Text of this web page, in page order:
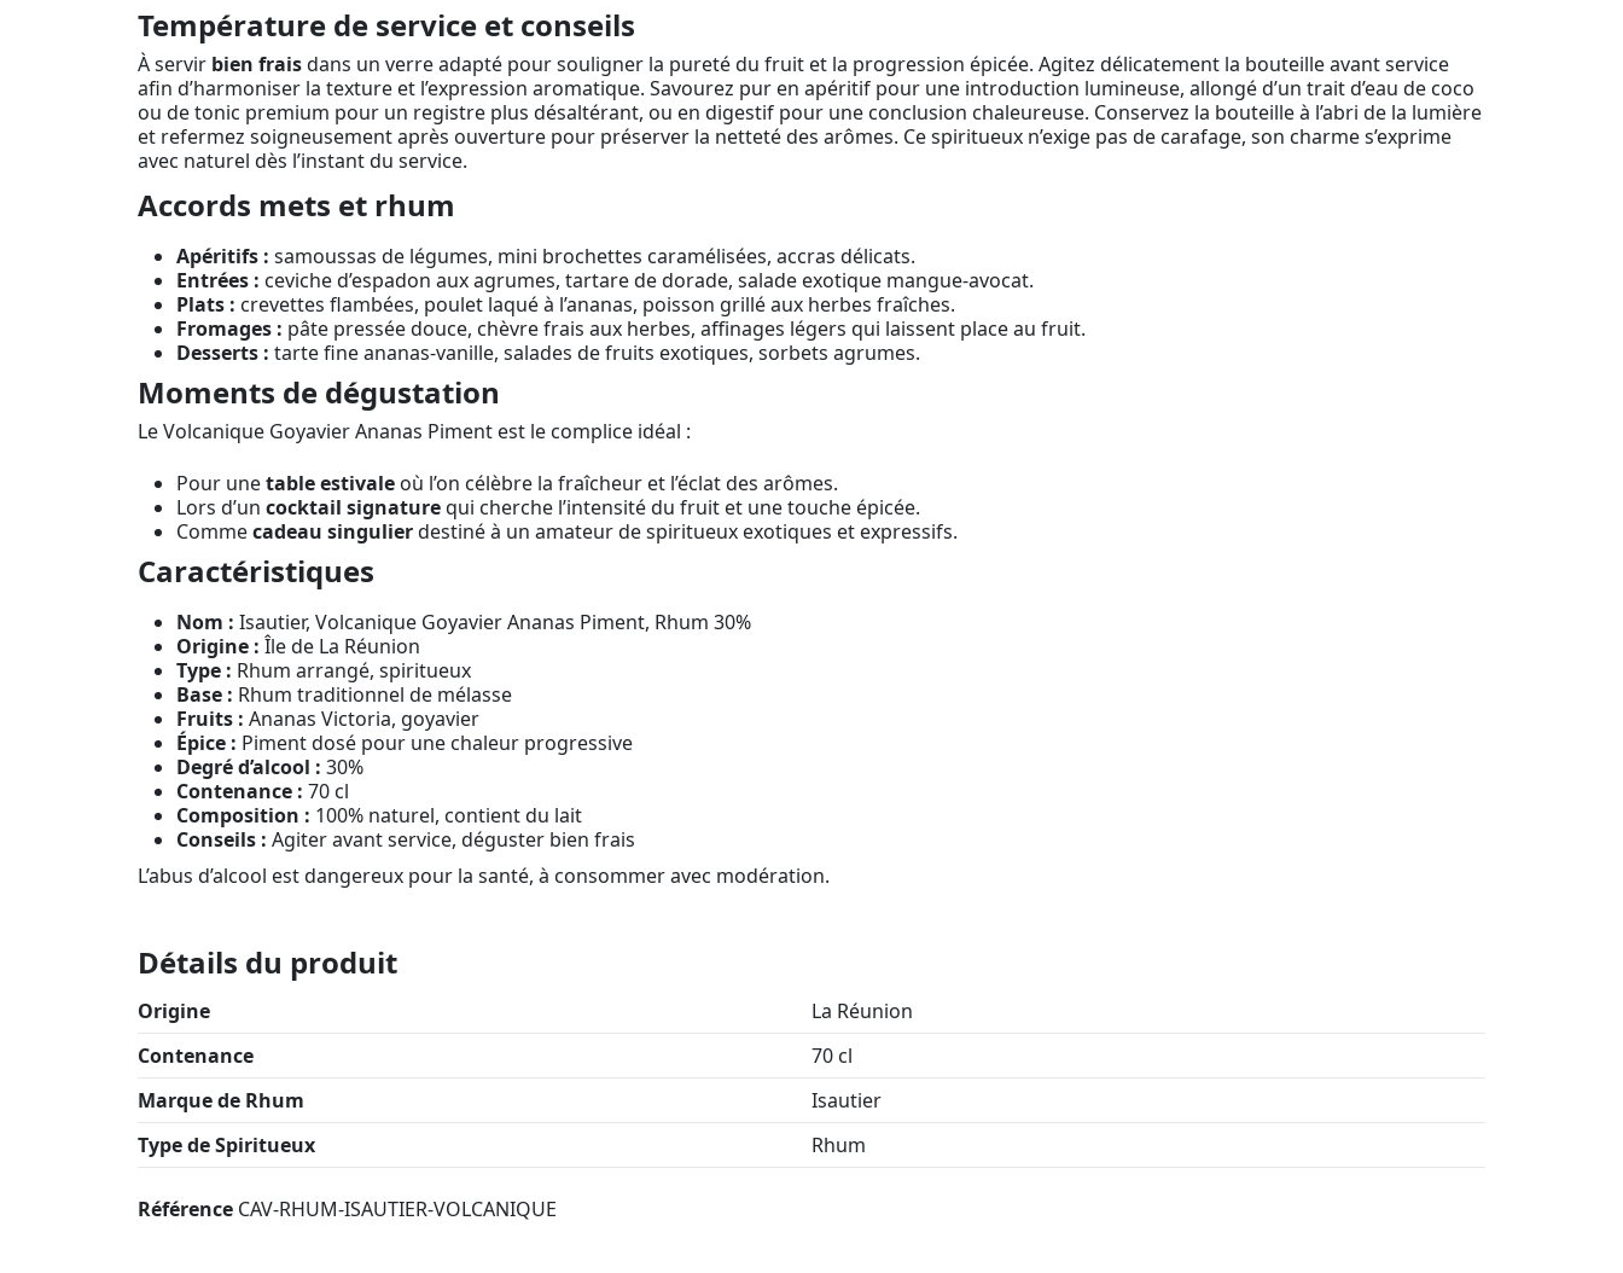
Température de service et conseils
À servir bien fraisdans un verre adapté pour souligner la pureté du fruit et la progression épicée. Agitez délicatement la bouteille avant service
afin d’harmoniser la texture et l’expression aromatique. Savourez pur en apéritif pour une introduction lumineuse, allongé d’un trait d’eau de coco
ou de tonic premium pour un registre plus désaltérant, ou en digestif pour une conclusion chaleureuse. Conservez la bouteille à l’abri de la lumière
et refermez soigneusement après ouverture pour préserver la netteté des arômes. Ce spiritueux n’exige pas de carafage, son charme s’exprime
avec naturel dès l’instant du service.
Accords mets et rhum
Apéritifs : samoussas de légumes, mini brochettes caramélisées, accras délicats.
Entrées : ceviche d’espadon aux agrumes, tartare de dorade, salade exotique mangue-avocat.
Plats : crevettes flambées, poulet laqué à l’ananas, poisson grillé aux herbes fraîches.
Fromages : pâte pressée douce, chèvre frais aux herbes, affinages légers qui laissent place au fruit.
Desserts : tarte fine ananas-vanille, salades de fruits exotiques, sorbets agrumes.
Moments de dégustation
Le Volcanique Goyavier Ananas Piment est le complice idéal :
Pour unetable estivale où l’on célèbre la fraîcheur et l’éclat des arômes.
Lors d’un cocktail signaturequi cherche l’intensité du fruit et une touche épicée.
Commecadeau singulierdestiné à un amateur de spiritueux exotiques et expressifs.
Caractéristiques
Nom : Isautier, Volcanique Goyavier Ananas Piment, Rhum 30%
Origine : Île de La Réunion
Type : Rhum arrangé, spiritueux
Base : Rhum traditionnel de mélasse
Fruits : Ananas Victoria, goyavier
Épice : Piment dosé pour une chaleur progressive
Degré d’alcool : 30%
Contenance : 70 cl
Composition : 100% naturel, contient du lait
Conseils : Agiter avant service, déguster bien frais
L’abus d’alcool est dangereux pour la santé, à consommer avec modération.
Détails du produit
Origine
La Réunion
Contenance
70 cl
Marque de Rhum
Isautier
Type de Spiritueux
Rhum
Référence CAV-RHUM-ISAUTIER-VOLCANIQUE